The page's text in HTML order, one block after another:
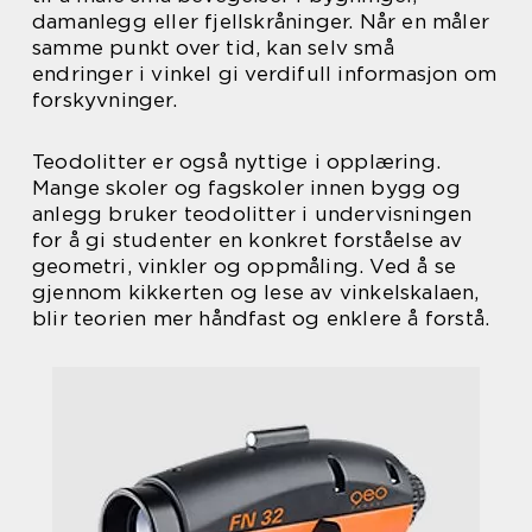
damanlegg eller fjellskråninger. Når en måler
samme punkt over tid, kan selv små
endringer i vinkel gi verdifull informasjon om
forskyvninger.
Teodolitter er også nyttige i opplæring.
Mange skoler og fagskoler innen bygg og
anlegg bruker teodolitter i undervisningen
for å gi studenter en konkret forståelse av
geometri, vinkler og oppmåling. Ved å se
gjennom kikkerten og lese av vinkelskalaen,
blir teorien mer håndfast og enklere å forstå.